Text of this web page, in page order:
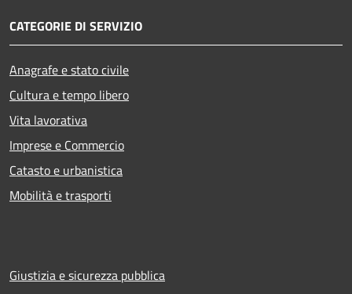
CATEGORIE DI SERVIZIO
Anagrafe e stato civile
Cultura e tempo libero
Vita lavorativa
Imprese e Commercio
Catasto e urbanistica
Mobilità e trasporti
Giustizia e sicurezza pubblica